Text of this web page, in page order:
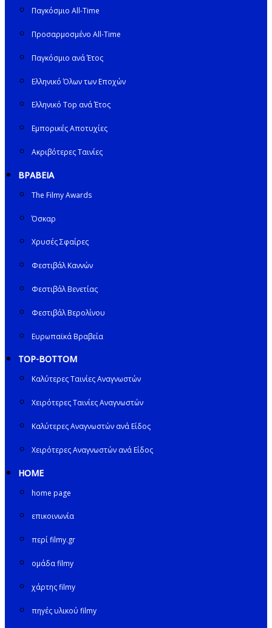
Παγκόσμιο All-Time
Προσαρμοσμένο All-Time
Παγκόσμιο ανά Έτος
Ελληνικό Όλων των Εποχών
Ελληνικό Top ανά Έτος
Εμπορικές Αποτυχίες
Ακριβότερες Ταινίες
ΒΡΑΒΕΙΑ
The Filmy Awards
Όσκαρ
Χρυσές Σφαίρες
Φεστιβάλ Καννών
Φεστιβάλ Βενετίας
Φεστιβάλ Βερολίνου
Ευρωπαϊκά Βραβεία
TOP-BOTTOM
Καλύτερες Ταινίες Αναγνωστών
Χειρότερες Ταινίες Αναγνωστών
Καλύτερες Αναγνωστών ανά Είδος
Χειρότερες Αναγνωστών ανά Είδος
HOME
home page
επικοινωνία
περί filmy.gr
ομάδα filmy
χάρτης filmy
πηγές υλικού filmy